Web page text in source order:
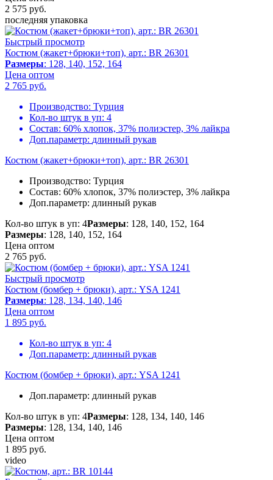
2 575 руб.
последняя упаковка
Быстрый просмотр
Костюм (жакет+брюки+топ), арт.: BR 26301
Размеры: 128, 140, 152, 164
Цена оптом
2 765 руб.
Производство: Турция
Кол-во штук в уп: 4
Состав: 60% хлопок, 37% полиэстер, 3% лайкра
Доп.параметр: длинный рукав
Костюм (жакет+брюки+топ), арт.: BR 26301
Производство: Турция
Состав: 60% хлопок, 37% полиэстер, 3% лайкра
Доп.параметр: длинный рукав
Кол-во штук в уп: 4Размеры: 128, 140, 152, 164
Размеры: 128, 140, 152, 164
Цена оптом
2 765 руб.
Быстрый просмотр
Костюм (бомбер + брюки), арт.: YSA 1241
Размеры: 128, 134, 140, 146
Цена оптом
1 895 руб.
Кол-во штук в уп: 4
Доп.параметр: длинный рукав
Костюм (бомбер + брюки), арт.: YSA 1241
Доп.параметр: длинный рукав
Кол-во штук в уп: 4Размеры: 128, 134, 140, 146
Размеры: 128, 134, 140, 146
Цена оптом
1 895 руб.
video